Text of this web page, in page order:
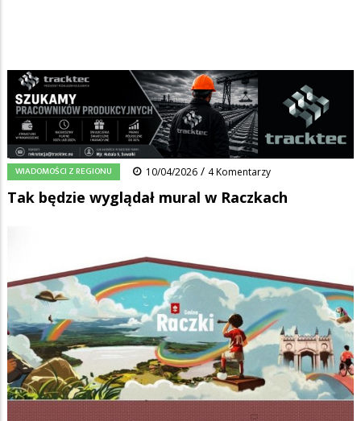
Ścieżka
nawigacyjna
Strona główna Wiadomości/Wiadomości z regionu
Tak będzie wyglądał mural w Raczkach
FacebookPinterest Tumblr
0 Reddit Share
WIADOMOŚCI Z REGIONU 10/04/2026 / 4 Komentarzy
Tak będzie wyglądał mural w Raczkach